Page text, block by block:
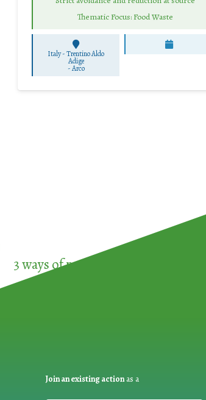
Thematic Focus: Food Waste
Italy - Trentino Aldo
Adige
-Arco
3 ways of participating in the
Join an existing actionas a